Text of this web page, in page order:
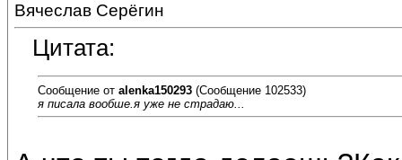
Вячеслав Серёгин
Цитата:
Сообщение от alenka150293 (Сообщение 102533)
я писала вообше.я уже не страдаю...